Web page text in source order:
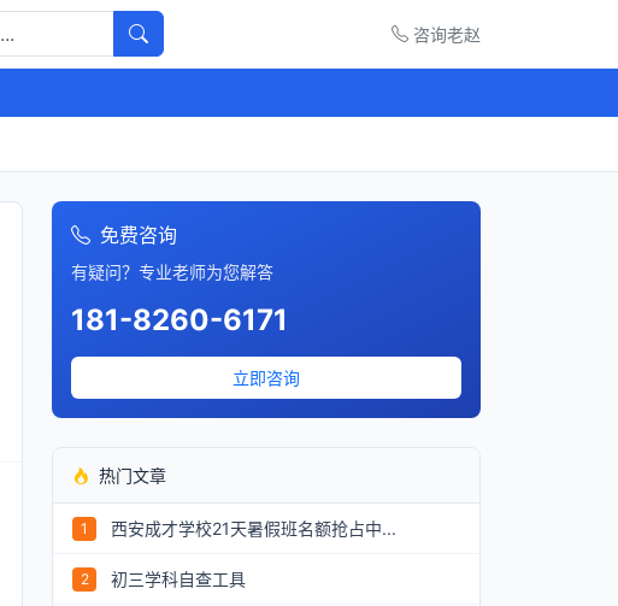
咨询老赵
免费咨询
有疑问？专业老师为您解答
181-8260-6171
立即咨询
热门文章
1 西安成才学校21天暑假班名额抢占中...
2 初三学科自查工具